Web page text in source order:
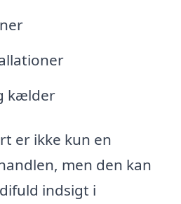
kælder
er ikke kun en
men den kan
indsigt i